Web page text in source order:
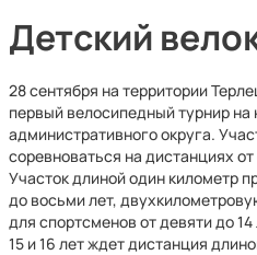
Детский
28 сентября на территории
первый велосипедный турнир на
административного округа.
соревноваться на дистанциях
Участок длиной один километр
до восьми лет,
для спортсменов от девяти до
15 и 16 лет ждет дистанция